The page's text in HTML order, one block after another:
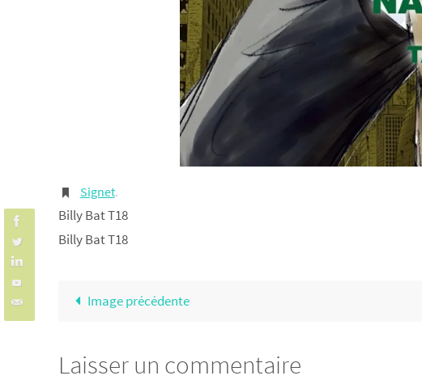
Signet.
Billy Bat T18
Billy Bat T18
Image précédente
Laisser un commentaire